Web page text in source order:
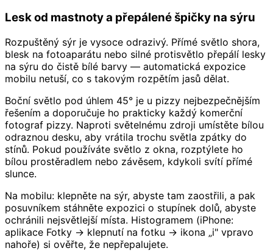
Lesk od mastnoty a přepálené špičky na sýru
Rozpuštěný sýr je vysoce odrazivý. Přímé světlo shora,
blesk na fotoaparátu nebo silné protisvětlo přepálí lesky
na sýru do čistě bílé barvy — automatická expozice
mobilu netuší, co s takovým rozpětím jasů dělat.
Boční světlo pod úhlem 45° je u pizzy nejbezpečnějším
řešením a doporučuje ho prakticky každý komerční
fotograf pizzy. Naproti světelnému zdroji umístěte bílou
odraznou desku, aby vrátila trochu světla zpátky do
stínů. Pokud používáte světlo z okna, rozptýlete ho
bílou prostěradlem nebo závěsem, kdykoli svítí přímé
slunce.
Na mobilu: klepněte na sýr, abyste tam zaostřili, a pak
posuvníkem stáhněte expozici o stupínek dolů, abyste
ochránili nejsvětlejší místa. Histogramem (iPhone:
aplikace Fotky → klepnutí na fotku → ikona „i" vpravo
nahoře) si ověřte, že nepřepalujete.